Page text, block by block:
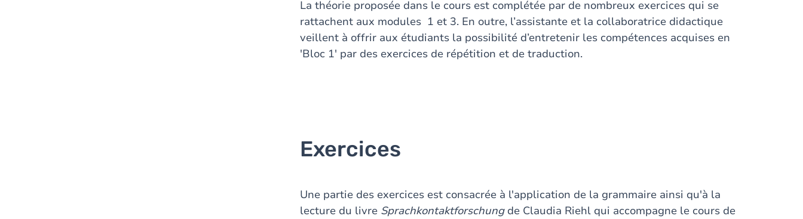
La théorie proposée dans le cours est complétée par de nombreux exercices qui se
rattachent aux modules 1 et 3. En outre, l’assistante et la collaboratrice didactique
veillent à offrir aux étudiants la possibilité d’entretenir les compétences acquises en
'Bloc 1' par des exercices de répétition et de traduction.
Exercices
Une partie des exercices est consacrée à l'application de la grammaire ainsi qu'à la
lecture du livre Sprachkontaktforschung de Claudia Riehl qui accompagne le cours de